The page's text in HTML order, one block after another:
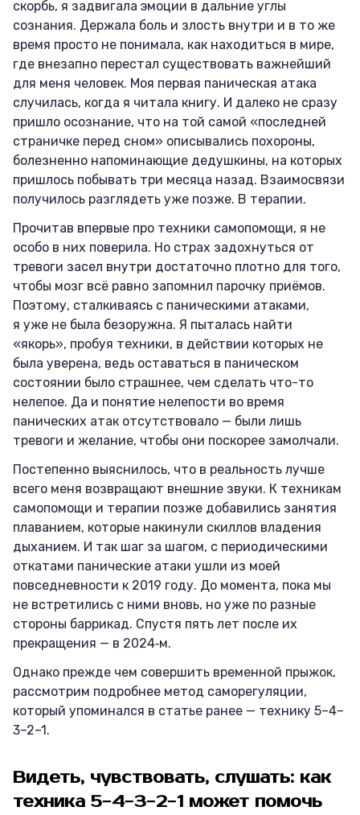
скорбь, я задвигала эмоции в дальние углы
сознания. Держала боль и злость внутри и в то же
время просто не понимала, как находиться в мире,
где внезапно перестал существовать важнейший
для меня человек. Моя первая паническая атака
случилась, когда я читала книгу. И далеко не сразу
пришло осознание, что на той самой «последней
страничке перед сном» описывались похороны,
болезненно напоминающие дедушкины, на которых
пришлось побывать три месяца назад. Взаимосвязи
получилось разглядеть уже позже. В терапии.
Прочитав впервые про техники самопомощи, я не
особо в них поверила. Но страх задохнуться от
тревоги засел внутри достаточно плотно для того,
чтобы мозг всё равно запомнил парочку приёмов.
Поэтому, сталкиваясь с паническими атаками,
я уже не была безоружна. Я пыталась найти
«якорь», пробуя техники, в действии которых не
была уверена, ведь оставаться в паническом
состоянии было страшнее, чем сделать что-то
нелепое. Да и понятие нелепости во время
панических атак отсутствовало — были лишь
тревоги и желание, чтобы они поскорее замолчали.
Постепенно выяснилось, что в реальность лучше
всего меня возвращают внешние звуки. К техникам
самопомощи и терапии позже добавились занятия
плаванием, которые накинули скиллов владения
дыханием. И так шаг за шагом, с периодическими
откатами панические атаки ушли из моей
повседневности к 2019 году. До момента, пока мы
не встретились с ними вновь, но уже по разные
стороны баррикад. Спустя пять лет после их
прекращения — в 2024‑м.
Однако прежде чем совершить временной прыжок,
рассмотрим подробнее метод саморегуляции,
который упоминался в статье ранее — технику 5–4–
3–2–1.
Видеть, чувствовать, слушать: как
техника 5−4−3−2−1 может помочь